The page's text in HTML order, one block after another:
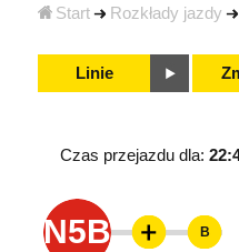
Start Rozkłady jazdy
Linie
Czas przejazdu dla:
N5B B